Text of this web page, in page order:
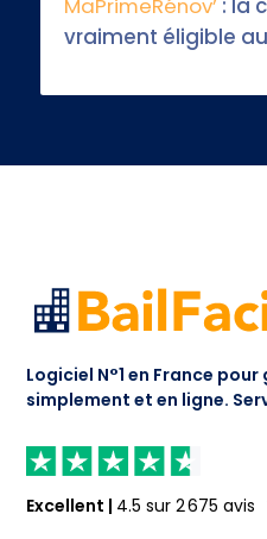
vraiment éligible
Logiciel N°1 en France
simplement et en ligne.
Excellent | 4.5 sur2 675 avis